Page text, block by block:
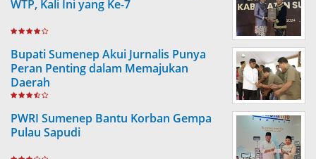
WTP, Kali Ini yang Ke-7
Bupati Sumenep Akui Jurnalis Punya
Peran Penting dalam Memajukan
Daerah
PWRI Sumenep Bantu Korban Gempa
Pulau Sapudi